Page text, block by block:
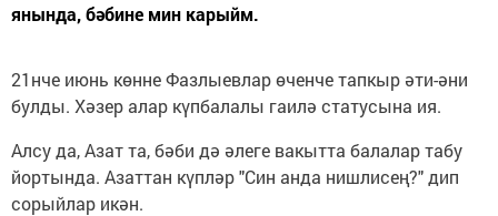
янында, бәбине мин карыйм.
21нче июнь көнне Фазлыевлар өченче тапкыр әти-әни
булды. Хәзер алар күпбалалы гаилә статусына ия.
Алсу да, Азат та, бәби дә әлеге вакытта балалар табу
йортында. Азаттан күпләр "Син анда нишлисең?" дип
сорыйлар икән.